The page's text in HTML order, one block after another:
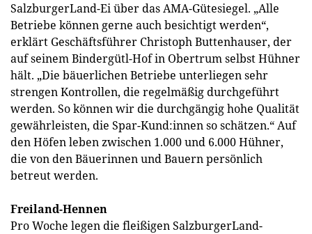
SalzburgerLand-Ei über das AMA-Gütesiegel. „Alle
Betriebe können gerne auch besichtigt werden“,
erklärt Geschäftsführer Christoph Buttenhauser, der
auf seinem Bindergütl-Hof in Obertrum selbst Hühner
hält. „Die bäuerlichen Betriebe unterliegen sehr
strengen Kontrollen, die regelmäßig durchgeführt
werden. So können wir die durchgängig hohe Qualität
gewährleisten, die Spar-Kund:innen so schätzen.“ Auf
den Höfen leben zwischen 1.000 und 6.000 Hühner,
die von den Bäuerinnen und Bauern persönlich
betreut werden.
Freiland-Hennen
Pro Woche legen die fleißigen SalzburgerLand-